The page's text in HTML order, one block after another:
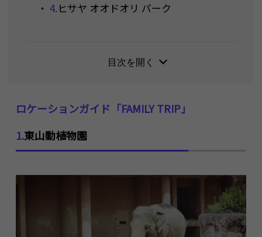
・ 4. ヒサヤ オオドオリ パーク
目次を開く
ロケーションガイド「FAMILY TRIP」
1.東山動植物園